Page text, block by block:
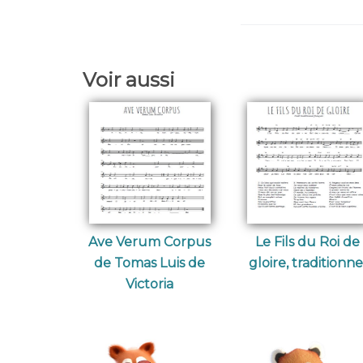
Voir aussi
Ave Verum Corpus
de Tomas Luis de
Victoria
Le Fils du Roi de
gloire,